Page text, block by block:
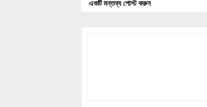
একটি মন্তব্য পোস্ট করুন